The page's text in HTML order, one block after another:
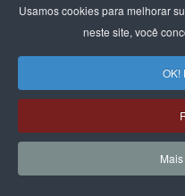
Usamos cookies para melhorar
neste site, você
OK!
voltou-se às narrativas
recordar de resistência
sentido e de experiência
plural. “Muitas dessas
‘pessoas coletivas’,
através do tempo suas
28). Krenak leu, recordou,
entendeu o virtual dos